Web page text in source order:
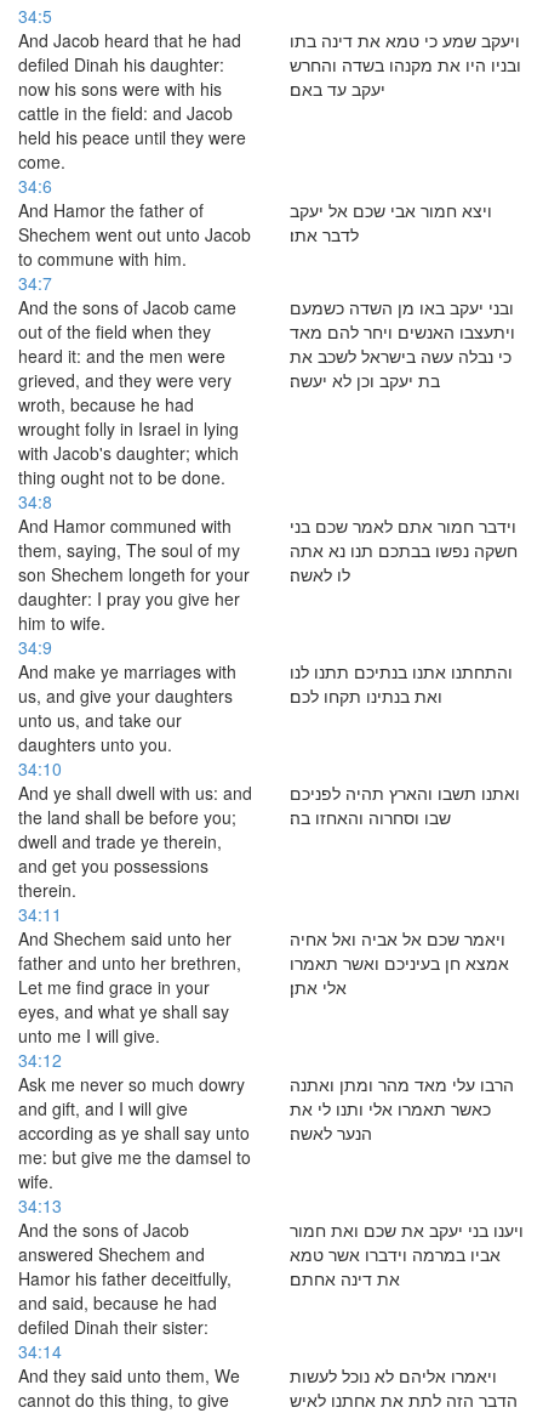
34:5
And Jacob heard that he had
defiled Dinah his daughter:
now his sons were with his
cattle in the field: and Jacob
held his peace until they were
come.
ויעקב שמע כי טמא את דינה בתו
ובניו היו את מקנהו בשדה והחרש
יעקב עד באם׃
34:6
And Hamor the father of
Shechem went out unto Jacob
to commune with him.
ויצא חמור אבי שכם אל יעקב
לדבר אתו׃
34:7
And the sons of Jacob came
out of the field when they
heard it: and the men were
grieved, and they were very
wroth, because he had
wrought folly in Israel in lying
with Jacob's daughter; which
thing ought not to be done.
ובני יעקב באו מן השדה כשמעם
ויתעצבו האנשים ויחר להם מאד
כי נבלה עשה בישראל לשכב את
בת יעקב וכן לא יעשה׃
34:8
And Hamor communed with
them, saying, The soul of my
son Shechem longeth for your
daughter: I pray you give her
him to wife.
וידבר חמור אתם לאמר שכם בני
חשקה נפשו בבתכם תנו נא אתה
לו לאשה׃
34:9
And make ye marriages with
us, and give your daughters
unto us, and take our
daughters unto you.
והתחתנו אתנו בנתיכם תתנו לנו
ואת בנתינו תקחו לכם׃
34:10
And ye shall dwell with us: and
the land shall be before you;
dwell and trade ye therein,
and get you possessions
therein.
ואתנו תשבו והארץ תהיה לפניכם
שבו וסחרוה והאחזו בה׃
34:11
And Shechem said unto her
father and unto her brethren,
Let me find grace in your
eyes, and what ye shall say
unto me I will give.
ויאמר שכם אל אביה ואל אחיה
אמצא חן בעיניכם ואשר תאמרו
אלי אתן׃
34:12
Ask me never so much dowry
and gift, and I will give
according as ye shall say unto
me: but give me the damsel to
wife.
הרבו עלי מאד מהר ומתן ואתנה
כאשר תאמרו אלי ותנו לי את
הנער לאשה׃
34:13
And the sons of Jacob
answered Shechem and
Hamor his father deceitfully,
and said, because he had
defiled Dinah their sister:
ויענו בני יעקב את שכם ואת חמור
אביו במרמה וידברו אשר טמא
את דינה אחתם׃
34:14
And they said unto them, We
cannot do this thing, to give
ויאמרו אליהם לא נוכל לעשות
הדבר הזה לתת את אחתנו לאיש